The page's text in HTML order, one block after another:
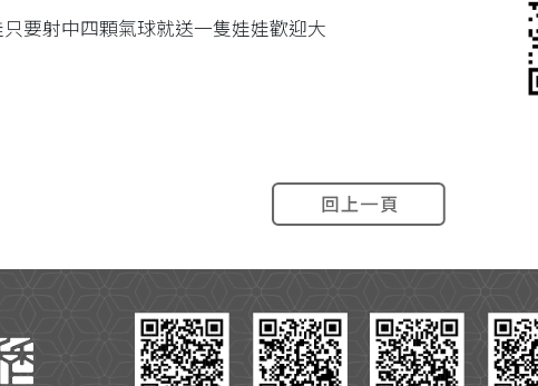
要射中四顆氣球就送一隻娃娃歡迎大